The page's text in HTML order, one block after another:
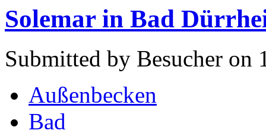
Solemar in Bad
Submitted by Besucher on
Außenbecken
Bad